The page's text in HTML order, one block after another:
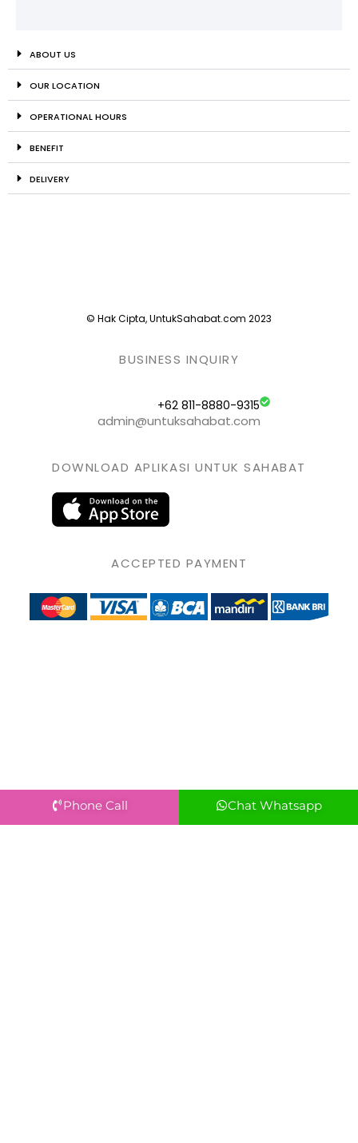
ABOUT US
OUR LOCATION
OPERATIONAL HOURS
BENEFIT
DELIVERY
© Hak Cipta, UntukSahabat.com 2023
BUSINESS INQUIRY
+62 811-8880-9315
admin@untuksahabat.com
DOWNLOAD APLIKASI UNTUK SAHABAT
ACCEPTED PAYMENT
Phone Call Chat Whatsapp